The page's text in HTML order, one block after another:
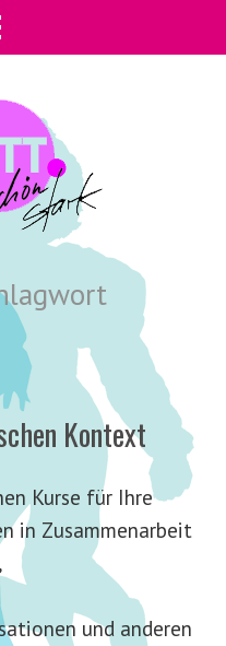
Kontext
Kurse für Ihre
in Zusammenarbeit
und anderen